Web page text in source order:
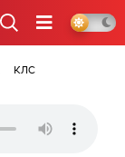
КЛС